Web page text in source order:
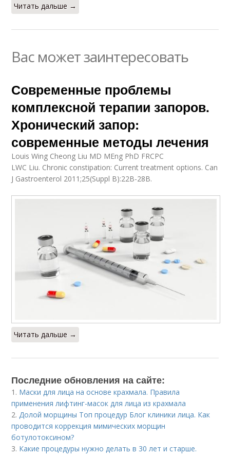
Читать дальше →
Вас может заинтересовать
Современные проблемы
комплексной терапии запоров.
Хронический запор:
современные методы лечения
Louis Wing Cheong Liu MD MEng PhD FRCPC
LWC Liu. Chronic constipation: Current treatment options. Can
J Gastroenterol 2011;25(Suppl B):22B-28B.
Читать дальше →
Последние обновления на сайте:
1. Маски для лица на основе крахмала. Правила
применения лифтинг-масок для лица из крахмала
2.Долой морщины Топ процедур Блог клиники лица. Как
проводится коррекция мимических морщин
ботулотоксином?
3. Какие процедуры нужно делать в 30 лет и старше.